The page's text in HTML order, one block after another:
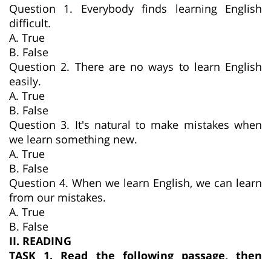
Question 1. Everybody finds learning English
difficult.
A. True
B. False
Question 2. There are no ways to learn English
easily.
A. True
B. False
Question 3. It's natural to make mistakes when
we learn something new.
A. True
B. False
Question 4. When we learn English, we can learn
from our mistakes.
A. True
B. False
II. READING
TASK 1. Read the following passage, then